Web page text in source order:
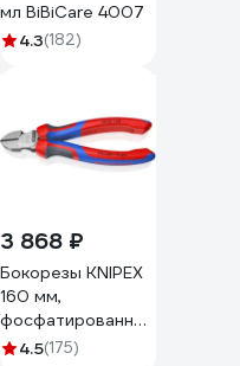
мл BiBiCare 4007
4.3(182)
3 868 ₽
Бокорезы KNIPEX
160 мм,
фосфатированные,
3-комп ручки KN-
4.5(175)